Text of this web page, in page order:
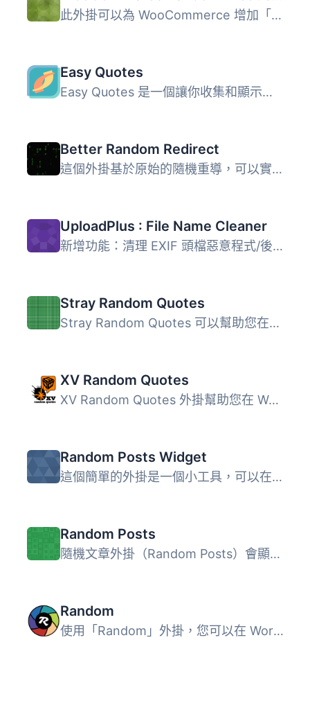
此外掛可以為 WooCommerce 增加「隨機」的商品排序，同時保留...
Easy Quotes
Easy Quotes 是一個讓你收集和顯示你喜愛的報價 / 評論 / 推...
Better Random Redirect
這個外掛基於原始的隨機重導，可以實現有效、簡單的隨機文章...
UploadPlus : File Name Cleaner
新增功能：清理 EXIF 頭檔惡意程式/後門！ 在網路上，檔名與...
Stray Random Quotes
Stray Random Quotes 可以幫助您在部落格的各個地方收集和展...
XV Random Quotes
XV Random Quotes 外掛幫助您在 WordPress 網站上收集並顯示...
Random Posts Widget
這個簡單的外掛是一個小工具，可以在你的小工具區塊上顯示一...
Random Posts
隨機文章外掛（Random Posts）會顯示一個隨機選擇的文章列表...
Random
使用「Random」外掛，您可以在 WordPress 網站上插入一個或多...